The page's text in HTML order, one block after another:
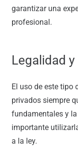
garantizar una
profesional.
Legalidad
El uso de este tipo
privados siempre
fundamentales y
importante
a la ley.